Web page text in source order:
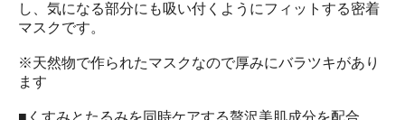
し、気になる部分にも吸い付くようにフィットする密着
マスクです。
※天然物で作られたマスクなので厚みにバラツキがあり
ます